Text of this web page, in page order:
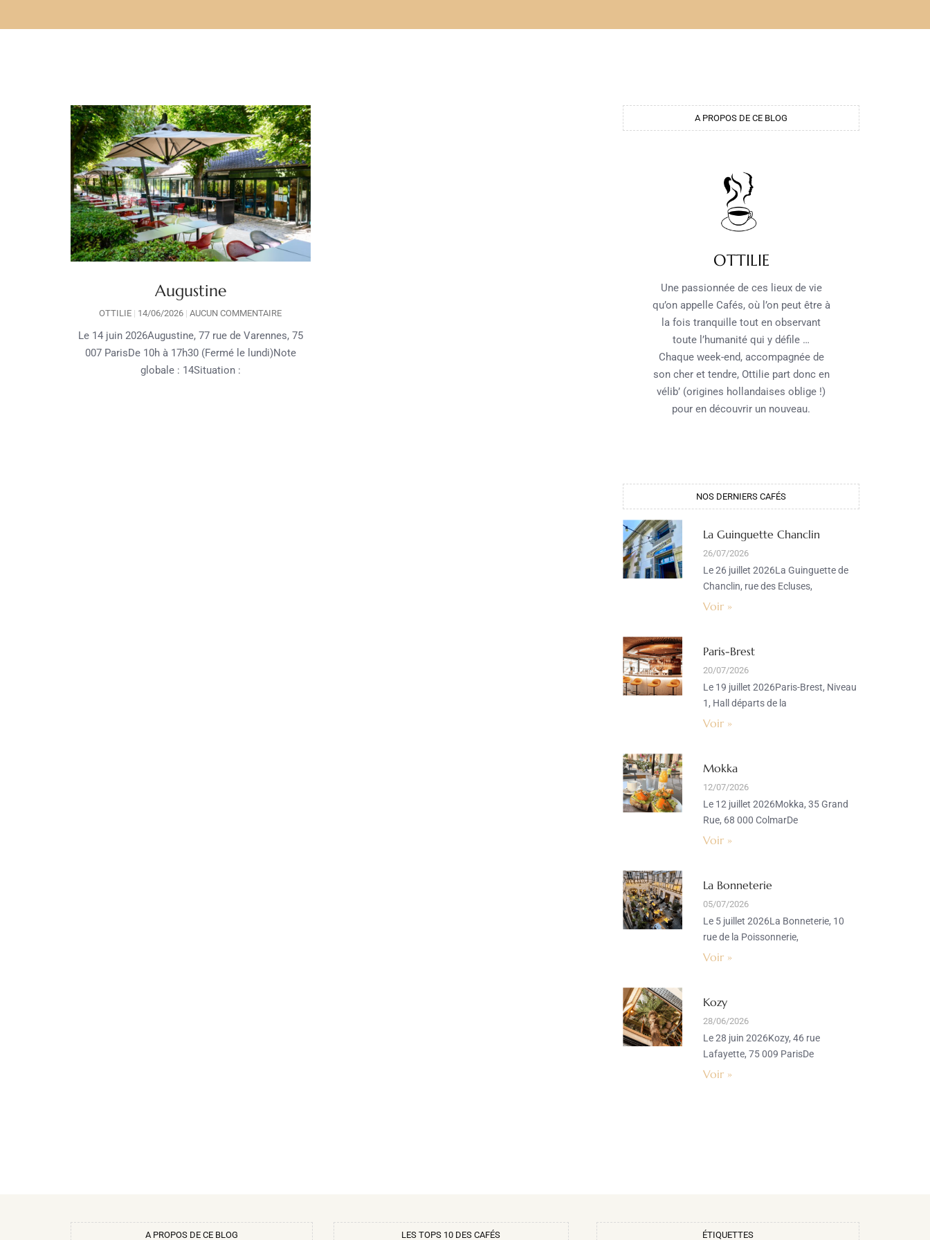
Augustine
OTTILIE 14/06/2026 AUCUN COMMENTAIRE
Le 14 juin 2026Augustine, 77 rue de Varennes, 75
007 ParisDe 10h à 17h30 (Fermé le lundi)Note
globale : 14Situation :
A PROPOS DE CE BLOG
OTTILIE
Une passionnée de ces lieux de vie
qu’on appelle Cafés, où l’on peut être à
la fois tranquille tout en observant
toute l’humanité qui y défile …
Chaque week-end, accompagnée de
son cher et tendre, Ottilie part donc en
vélib’ (origines hollandaises oblige !)
pour en découvrir un nouveau.
NOS DERNIERS CAFÉS​
La Guinguette Chanclin
26/07/2026
Le 26 juillet 2026La Guinguette de
Chanclin, rue des Ecluses,
Voir »
Paris-Brest
20/07/2026
Le 19 juillet 2026Paris-Brest, Niveau
1, Hall départs de la
Voir »
Mokka
12/07/2026
Le 12 juillet 2026Mokka, 35 Grand
Rue, 68 000 ColmarDe
Voir »
La Bonneterie
05/07/2026
Le 5 juillet 2026La Bonneterie, 10
rue de la Poissonnerie,
Voir »
Kozy
28/06/2026
Le 28 juin 2026Kozy, 46 rue
Lafayette, 75 009 ParisDe
Voir »
A PROPOS DE CE BLOG​ LES TOPS 10 DES CAFÉS ÉTIQUETTES